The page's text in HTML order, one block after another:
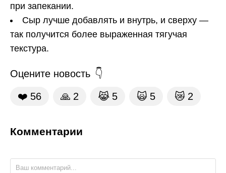
при запекании.
Сыр лучше добавлять и внутрь, и сверху —
так получится более выраженная тягучая
текстура.
Оцените новость
❤️ 56 🙏 2 😹 5 🙀 5 😿 2
Комментарии